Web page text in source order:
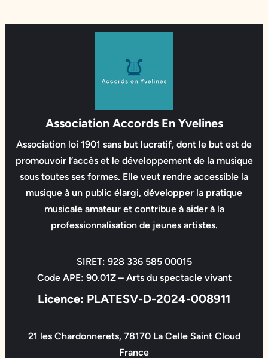
Association Accords En Yvelines
Association loi 1901 sans but lucratif, dont le but est de
promouvoir l’accès et le développement de la musique
sous toutes ses formes. Elle veut rendre accessible la
musique à un public élargi, développer la pratique
musicale amateur et contribue à aider à la
professionnalisation de jeunes artistes.
SIRET: 928 336 585 00015
Code APE: 90.01Z – Arts du spectacle vivant
Licence: PLATESV-D-2024-008911
21 les Chardonnerets, 78170 La Celle Saint Cloud
France